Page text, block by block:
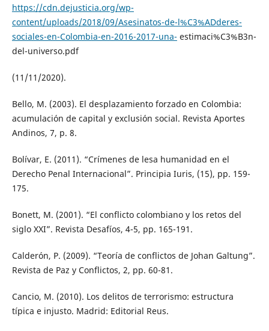
https://cdn.dejusticia.org/wp-
content/uploads/2018/09/Asesinatos-de-l%C3%ADderes-
sociales-en-Colombia-en-2016-2017-una- estimaci%C3%B3n-
del-universo.pdf
(11/11/2020).
Bello, M. (2003). El desplazamiento forzado en Colombia:
acumulación de capital y exclusión social. Revista Aportes
Andinos, 7, p. 8.
Bolívar, E. (2011). “Crímenes de lesa humanidad en el
Derecho Penal Internacional”. Principia Iuris, (15), pp. 159-
175.
Bonett, M. (2001). “El conflicto colombiano y los retos del
siglo XXI”. Revista Desafíos, 4-5, pp. 165-191.
Calderón, P. (2009). “Teoría de conflictos de Johan Galtung”.
Revista de Paz y Conflictos, 2, pp. 60-81.
Cancio, M. (2010). Los delitos de terrorismo: estructura
típica e injusto. Madrid: Editorial Reus.